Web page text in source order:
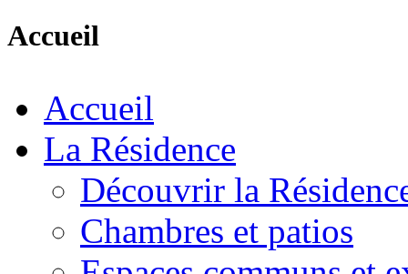
Accueil
Accueil
La Résidence
Découvrir la
Chambres et patios